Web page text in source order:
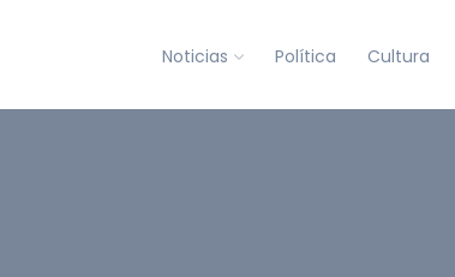
Noticias Política Cultura